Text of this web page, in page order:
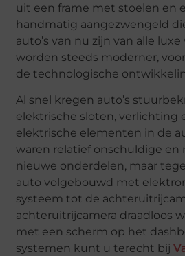
uit een frame met stoelen en
handmatig aangezwengeld
auto’s van nu zijn van alle
worden steeds moderner,
de technologische
Al snel kregen auto’s
elektrische sloten, verlichting
elektrische elementen in de
waren relatief onschuldige en
nieuwe onderdelen, maar
auto volgebouwd met
systeem tot de
achteruitrijcamera draadloos
met een scherm op het
systemen kunt u terecht bij